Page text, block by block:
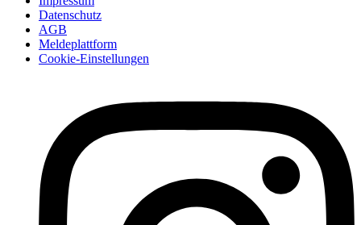
Datenschutz
AGB
Meldeplattform
Cookie-Einstellungen